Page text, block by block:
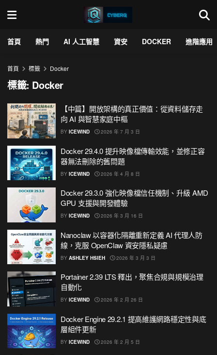
首頁 熱門 AI 人工智慧 資安 DOCKER 進階應用
首頁 標籤 Docker
標籤: Docker
【中篇】開放架構的真正價值：從資料儲存走
向 AI 與智慧家庭中樞
BY ICEWIND 2026 年 7 月 3 日
Docker 29.4.0 提升映像檔傳輸效能，並修正容
器無法刪除的舊問題
BY ICEWIND 2026 年 4 月 8 日
Docker 29.3.0 強化映像檔信任機制、升級 AMD
GPU 支援與開發體驗
BY ICEWIND 2026 年 3 月 16 日
Nanoclaw 以容器化隔離重新定義 AI 代理人防
線，克服 OpenClaw 資安隱私疑慮
BY ASHLEY HSIEH 2026 年 3 月 3 日
Portainer 2.39 LTS 釋出，聚焦合規與規模治理
自動化
BY ICEWIND 2026 年 2 月 26 日
Docker Engine 29.2.1 提高維護網路穩定性與底
層組件更新
BY ICEWIND 2026 年 2 月 5 日